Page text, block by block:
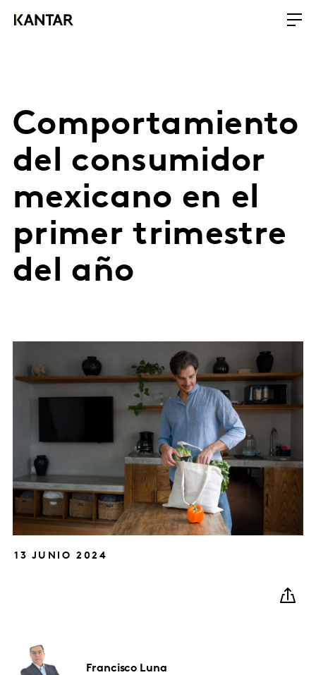
Comportamiento
del consumidor
mexicano en el
primer trimestre
del año
13 JUNIO 2024
Francisco Luna